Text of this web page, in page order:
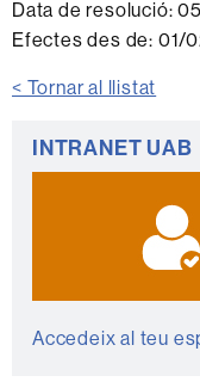
Data de resolució:
Efectes des de: 01/
< Tornar al llistat
Informació
INTRANET UAB
Accedeix al teu